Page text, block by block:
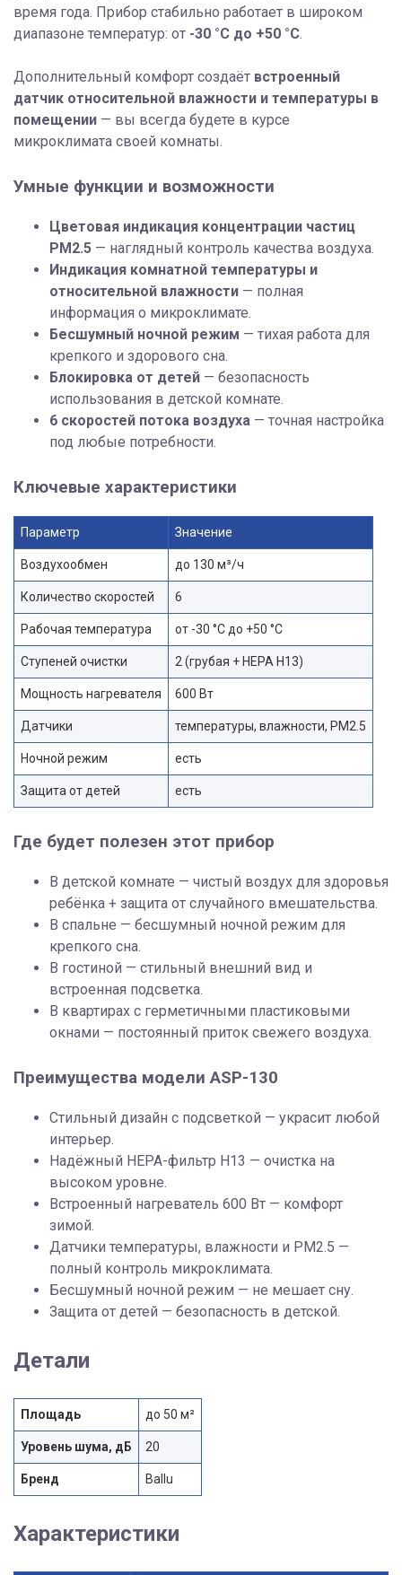
время года. Прибор стабильно работает в широком
диапазоне температур: от -30 °C до +50 °C.
Дополнительный комфорт создаёт встроенный
датчик относительной влажности и температуры в
помещении — вы всегда будете в курсе
микроклимата своей комнаты.
Умные функции и возможности
Цветовая индикация концентрации частиц
PM2.5 — наглядный контроль качества воздуха.
Индикация комнатной температуры и
относительной влажности — полная
информация о микроклимате.
Бесшумный ночной режим — тихая работа для
крепкого и здорового сна.
Блокировка от детей — безопасность
использования в детской комнате.
6 скоростей потока воздуха — точная настройка
под любые потребности.
Ключевые характеристики
Параметр Значение
Воздухообмен до 130 м³/ч
Количество скоростей 6
Рабочая температура от -30 °C до +50 °C
Ступеней очистки 2 (грубая + HEPA H13)
Мощность нагревателя 600 Вт
Датчики температуры, влажности, PM2.5
Ночной режим есть
Защита от детей есть
Где будет полезен этот прибор
В детской комнате — чистый воздух для здоровья
ребёнка + защита от случайного вмешательства.
В спальне — бесшумный ночной режим для
крепкого сна.
В гостиной — стильный внешний вид и
встроенная подсветка.
В квартирах с герметичными пластиковыми
окнами — постоянный приток свежего воздуха.
Преимущества модели ASP-130
Стильный дизайн с подсветкой — украсит любой
интерьер.
Надёжный HEPA-фильтр H13 — очистка на
высоком уровне.
Встроенный нагреватель 600 Вт — комфорт
зимой.
Датчики температуры, влажности и PM2.5 —
полный контроль микроклимата.
Бесшумный ночной режим — не мешает сну.
Защита от детей — безопасность в детской.
Детали
Площадь до 50 м²
Уровень шума, дБ 20
Бренд Ballu
Характеристики